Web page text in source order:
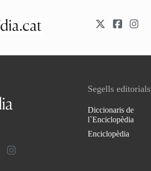
Segells editorials
Diccionaris de
l`Enciclopèdia
Enciclopèdia